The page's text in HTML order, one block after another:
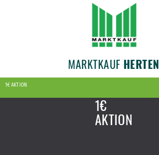
MARKTKAUF HERTEN
1€ AKTION
1€
AKTION